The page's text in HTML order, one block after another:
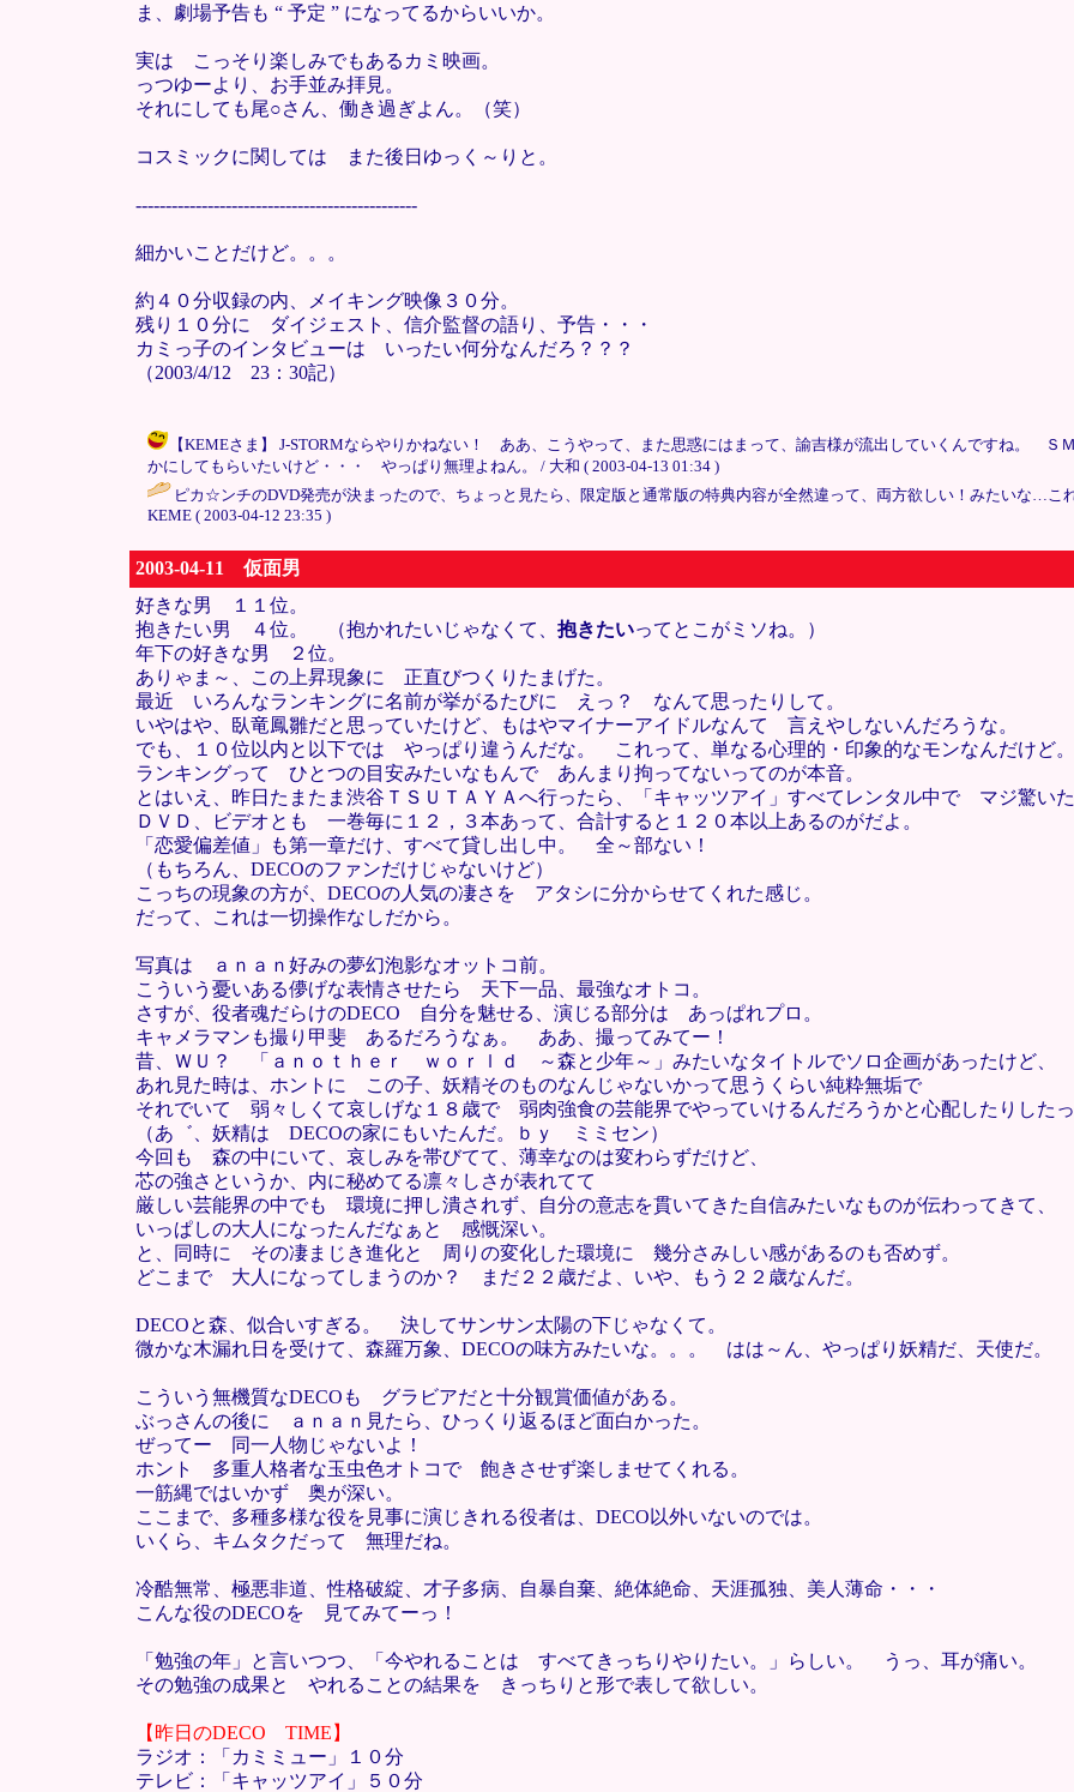
ま、劇場予告も “ 予定 ” になってるからいいか。
実は こっそり楽しみでもあるカミ映画。
っつゆーより、お手並み拝見。
それにしても尾○さん、働き過ぎよん。（笑）
コスミックに関しては また後日ゆっく～りと。
-----------------------------------------------
細かいことだけど。。。
約４０分収録の内、メイキング映像３０分。
残り１０分に ダイジェスト、信介監督の語り、予告・・・
カミっ子のインタビューは いったい何分なんだろ？？？
（2003/4/12 23：30記）
【KEMEさま】 J-STORMならやりかねない！ ああ、こうやって、また思惑にはまって、諭吉様が流出していくんですね。 Ｓ
かにしてもらいたいけど・・・ やっぱり無理よねん。 / 大和 ( 2003-04-13 01:34 )
ピカ☆ンチのDVD発売が決まったので、ちょっと見たら、限定版と通常版の特典内容が全然違って、両方欲しい！みたいな…こ
KEME ( 2003-04-12 23:35 )
2003-04-11 仮面男
好きな男 １１位。
抱きたい男 ４位。 （抱かれたいじゃなくて、 抱きたいってとこがミソね。）
年下の好きな男 ２位。
ありゃま～、この上昇現象に 正直びつくりたまげた。
最近 いろんなランキングに名前が挙がるたびに えっ？ なんて思ったりして。
いやはや、臥竜鳳雛だと思っていたけど、もはやマイナーアイドルなんて 言えやしないんだろうな。
でも、１０位以内と以下では やっぱり違うんだな。 これって、単なる心理的・印象的なモンなんだけど。
ランキングって ひとつの目安みたいなもんで あんまり拘ってないってのが本音。
とはいえ、昨日たまたま渋谷ＴＳＵＴＡＹＡへ行ったら、「キャッツアイ」すべてレンタル中で マジ驚い
ＤＶＤ、ビデオとも 一巻毎に１２，３本あって、合計すると１２０本以上あるのがだよ。
「恋愛偏差値」も第一章だけ、すべて貸し出し中。 全～部ない！
（もちろん、DECOのファンだけじゃないけど）
こっちの現象の方が、DECOの人気の凄さを アタシに分からせてくれた感じ。
だって、これは一切操作なしだから。
写真は ａｎａｎ好みの夢幻泡影なオットコ前。
こういう憂いある儚げな表情させたら 天下一品、最強なオトコ。
さすが、役者魂だらけのDECO 自分を魅せる、演じる部分は あっぱれプロ。
キャメラマンも撮り甲斐 あるだろうなぁ。 ああ、撮ってみてー！
昔、ＷＵ？ 「ａｎｏｔｈｅｒ ｗｏｒｌｄ ～森と少年～」みたいなタイトルでソロ企画があったけど、
あれ見た時は、ホントに この子、妖精そのものなんじゃないかって思うくらい純粋無垢で
それでいて 弱々しくて哀しげな１８歳で 弱肉強食の芸能界でやっていけるんだろうかと心配したりした
（あ゛、妖精は DECOの家にもいたんだ。ｂｙ ミミセン）
今回も 森の中にいて、哀しみを帯びてて、薄幸なのは変わらずだけど、
芯の強さというか、内に秘めてる凛々しさが表れてて
厳しい芸能界の中でも 環境に押し潰されず、自分の意志を貫いてきた自信みたいなものが伝わってきて、
いっぱしの大人になったんだなぁと 感慨深い。
と、同時に その凄まじき進化と 周りの変化した環境に 幾分さみしい感があるのも否めず。
どこまで 大人になってしまうのか？ まだ２２歳だよ、いや、もう２２歳なんだ。
DECOと森、似合いすぎる。 決してサンサン太陽の下じゃなくて。
微かな木漏れ日を受けて、森羅万象、DECOの味方みたいな。。。 はは～ん、やっぱり妖精だ、天使だ。
こういう無機質なDECOも グラビアだと十分観賞価値がある。
ぶっさんの後に ａｎａｎ見たら、ひっくり返るほど面白かった。
ぜってー 同一人物じゃないよ！
ホント 多重人格者な玉虫色オトコで 飽きさせず楽しませてくれる。
一筋縄ではいかず 奥が深い。
ここまで、多種多様な役を見事に演じきれる役者は、DECO以外いないのでは。
いくら、キムタクだって 無理だね。
冷酷無常、極悪非道、性格破綻、才子多病、自暴自棄、絶体絶命、天涯孤独、美人薄命・・・
こんな役のDECOを 見てみてーっ！
「勉強の年」と言いつつ、「今やれることは すべてきっちりやりたい。」らしい。 うっ、耳が痛い。
その勉強の成果と やれることの結果を きっちりと形で表して欲しい。
【昨日のDECO TIME】
ラジオ：「カミミュー」１０分
テレビ：「キャッツアイ」５０分